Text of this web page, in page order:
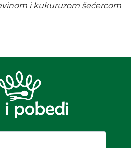
i kukuruzom šećercom